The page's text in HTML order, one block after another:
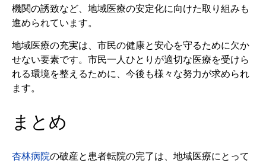
機関の誘致など、地域医療の安定化に向けた取り組みも
進められています。
地域医療の充実は、市民の健康と安心を守るために欠か
せない要素です。市民一人ひとりが適切な医療を受けら
れる環境を整えるために、今後も様々な努力が求められ
ます。
まとめ
杏林病院の破産と患者転院の完了は、地域医療にとって